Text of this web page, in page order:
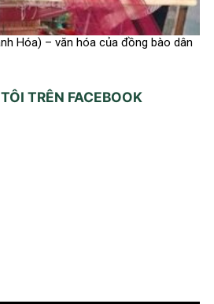
Hóa) – văn hóa của đồng bào dân
TRÊN FACEBOOK